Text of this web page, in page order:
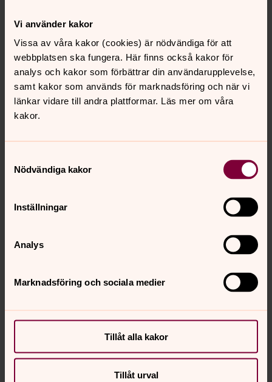
Vi använder kakor
Vissa av våra kakor (cookies) är nödvändiga för att
webbplatsen ska fungera. Här finns också kakor för
analys och kakor som förbättrar din användarupplevelse,
samt kakor som används för marknadsföring och när vi
länkar vidare till andra plattformar. Läs mer om våra
kakor.
Nödvändiga kakor
Inställningar
Analys
Marknadsföring och sociala medier
Tillåt alla kakor
Tillåt urval